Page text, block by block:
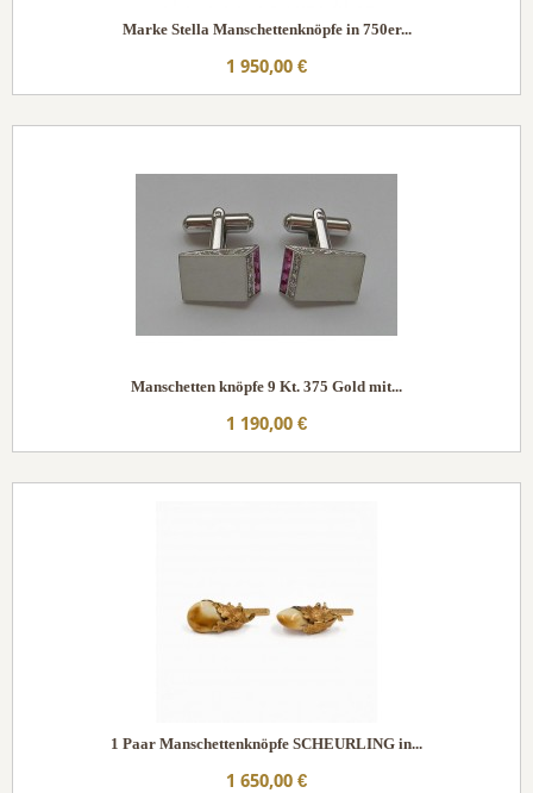
Marke Stella Manschettenknöpfe in 750er...
1 950,00 €
Manschetten knöpfe 9 Kt. 375 Gold mit...
1 190,00 €
1 Paar Manschettenknöpfe SCHEURLING in...
1 650,00 €